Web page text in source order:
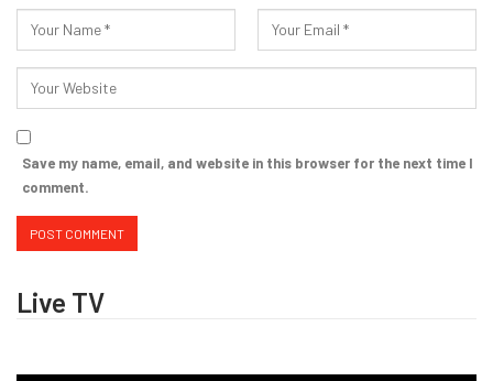
Save my name, email, and website in this browser for the next time I
comment.
Live TV